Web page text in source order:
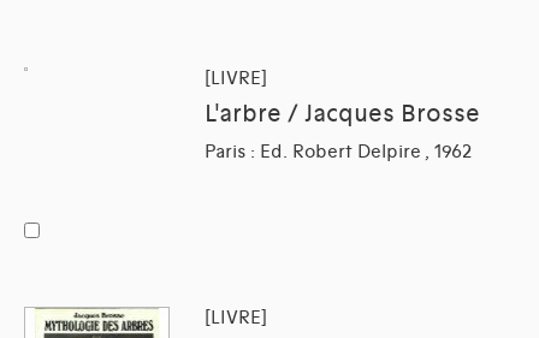
[LIVRE]
L'arbre / Jacques Brosse
Paris : Ed. Robert Delpire , 1962
[LIVRE]